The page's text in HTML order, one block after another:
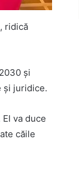
ridică
și
și juridice.
va duce
căile